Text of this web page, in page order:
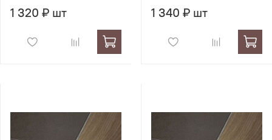
1 320 ₽ шт 1 340 ₽ шт